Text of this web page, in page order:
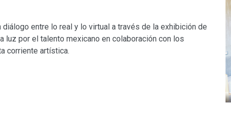
entre lo real y lo virtual a través de la exhibición de
luz por el talento mexicano en colaboración con los
corriente artística.